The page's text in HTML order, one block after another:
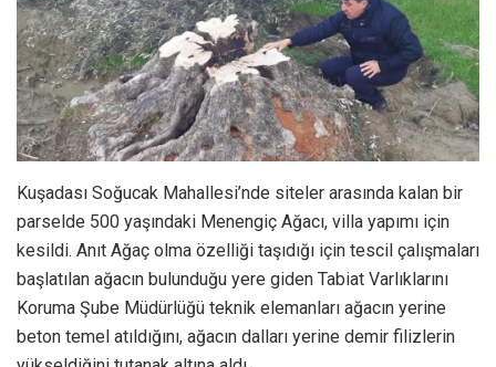
Kuşadası Soğucak Mahallesi’nde siteler arasında kalan bir
parselde 500 yaşındaki Menengiç Ağacı, villa yapımı için
kesildi. Anıt Ağaç olma özelliği taşıdığı için tescil çalışmaları
başlatılan ağacın bulunduğu yere giden Tabiat Varlıklarını
Koruma Şube Müdürlüğü teknik elemanları ağacın yerine
beton temel atıldığını, ağacın dalları yerine demir filizlerin